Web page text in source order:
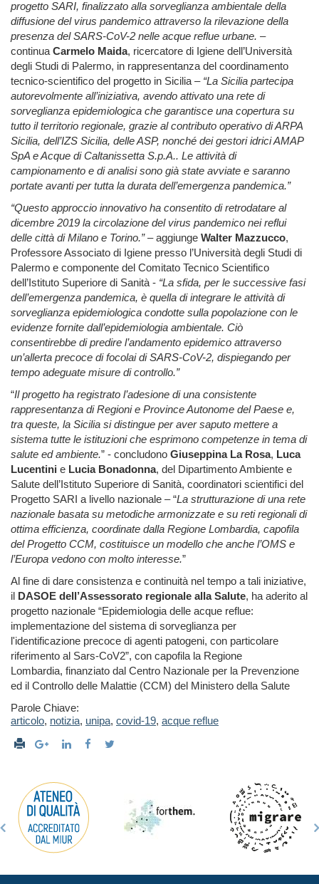
progetto SARI, finalizzato alla sorveglianza ambientale della
diffusione del virus pandemico attraverso la rilevazione della
presenza del SARS-CoV-2 nelle acque reflue urbane. –
continuaCarmelo Maida, ricercatore di Igiene dell’Università
degli Studi di Palermo, in rappresentanza del coordinamento
tecnico-scientifico del progetto in Sicilia –“La Sicilia partecipa
autorevolmente all’iniziativa, avendo attivato una rete di
sorveglianza epidemiologica che garantisce una copertura su
tutto il territorio regionale, grazie al contributo operativo di ARPA
Sicilia, dell’IZS Sicilia, delle ASP, nonché dei gestori idrici AMAP
SpA e Acque di Caltanissetta S.p.A.. Le attività di
campionamento e di analisi sono già state avviate e saranno
portate avanti per tutta la durata dell’emergenza pandemica.”
“Questo approccio innovativo ha consentito di retrodatare al
dicembre 2019 la circolazione del virus pandemico nei reflui
delle città di Milano e Torino.”– aggiunge Walter Mazzucco,
Professore Associato di Igiene presso l’Università degli Studi di
Palermo e componente del Comitato Tecnico Scientifico
dell’Istituto Superiore di Sanità - “La sfida, per le successive fasi
dell’emergenza pandemica, è quella di integrare le attività di
sorveglianza epidemiologica condotte sulla popolazione con le
evidenze fornite dall’epidemiologia ambientale. Ciò
consentirebbe di predire l’andamento epidemico attraverso
un’allerta precoce di focolai di SARS-CoV-2, dispiegando per
tempo adeguate misure di controllo.”
“Il progetto ha registrato l’adesione di una consistente
rappresentanza di Regioni e Province Autonome del Paese e,
tra queste, la Sicilia si distingue per aver saputo mettere a
sistema tutte le istituzioni che esprimono competenze in tema di
salute ed ambiente.” - concludono Giuseppina La Rosa, Luca
Lucentini e Lucia Bonadonna, del Dipartimento Ambiente e
Salute dell’Istituto Superiore di Sanità, coordinatori scientifici del
Progetto SARI a livello nazionale – “La strutturazione di una rete
nazionale basata su metodiche armonizzate e su reti regionali di
ottima efficienza, coordinate dalla Regione Lombardia, capofila
del Progetto CCM, costituisce un modello che anche l’OMS e
l’Europa vedono con molto interesse.”
Al fine di dare consistenza e continuità nel tempo a tali iniziative,
il DASOE dell’Assessorato regionale alla Salute, haaderito al
progetto nazionale “Epidemiologia delle acque reflue:
implementazione del sistema di sorveglianza per
l'identificazione precoce di agenti patogeni, con particolare
riferimento al Sars-CoV2”, con capofila la Regione
Lombardia, finanziato dal Centro Nazionale per la Prevenzione
ed il Controllo delle Malattie (CCM) del Ministero della Salute
Parole Chiave:
articolo, notizia, unipa, covid-19, acque reflue